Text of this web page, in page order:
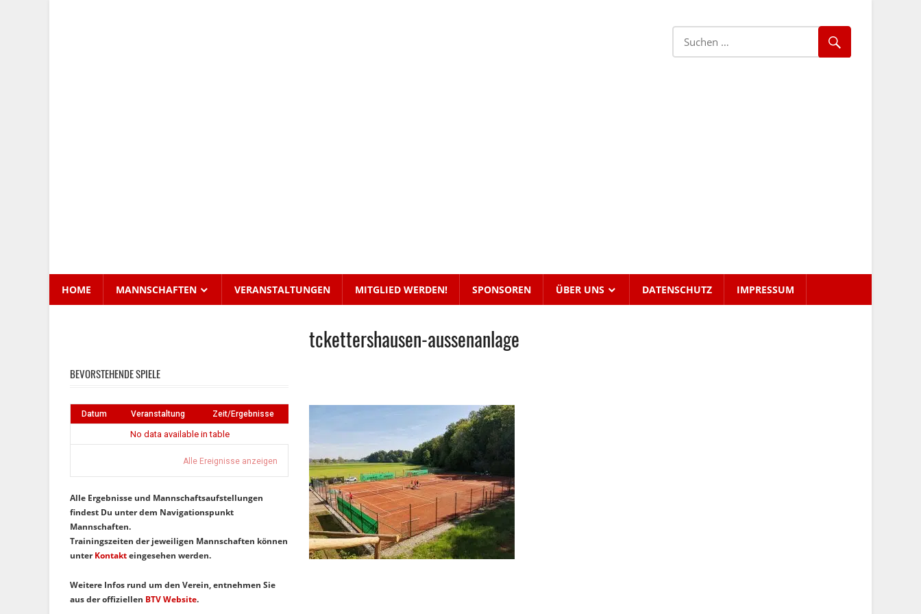
HOME MANNSCHAFTEN VERANSTALTUNGEN MITGLIED WERDEN! SPONSOREN ÜBER UNS DATENSCHUTZ IMPRESSUM
tckettershausen-aussenanlage
BEVORSTEHENDE SPIELE
Datum Veranstaltung Zeit/Ergebnisse
No data available in table
Alle Ereignisse anzeigen
Alle Ergebnisse und Mannschaftsaufstellungen
findest Du unter dem Navigationspunkt
Mannschaften.
Trainingszeiten der jeweiligen Mannschaften können
unterKontakteingesehen werden.
Weitere Infos rund um den Verein, entnehmen Sie
aus der offiziellen BTV Website.